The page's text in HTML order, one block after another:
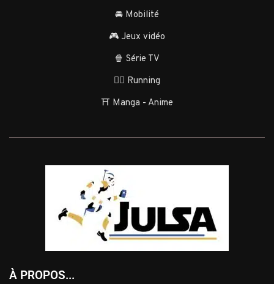
🚘 Mobilité
🎮 Jeux vidéo
🍿 Série TV
🏃‍♂️ Running
⛩️ Manga - Anime
À PROPOS...